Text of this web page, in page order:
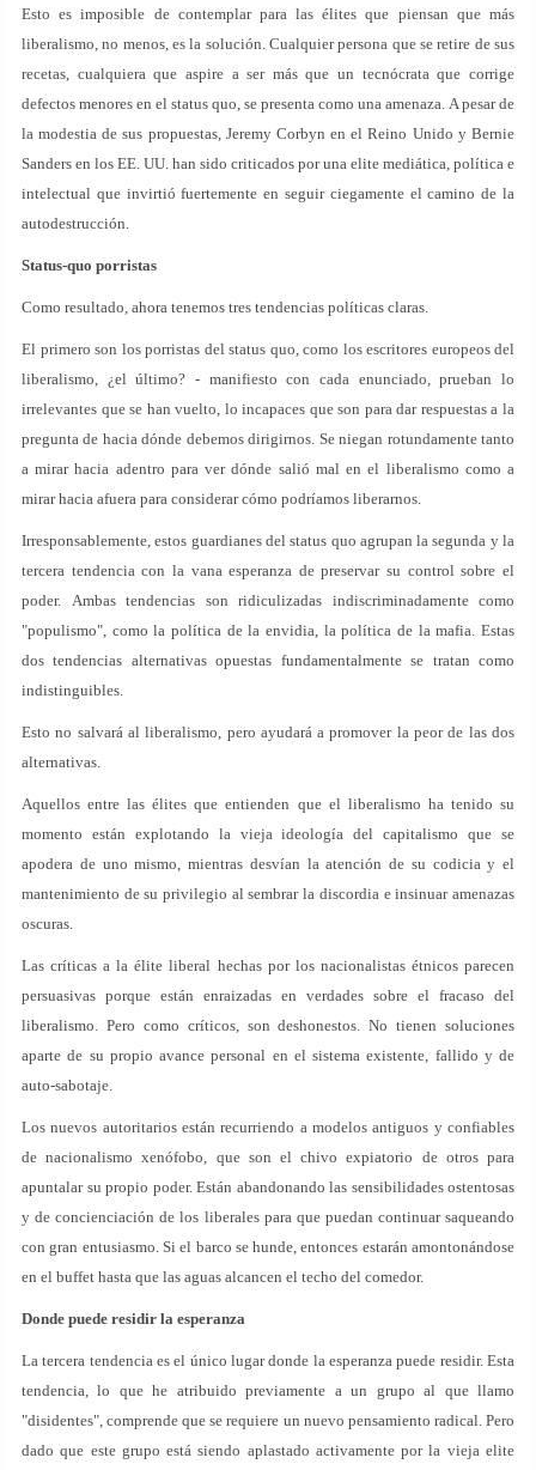
Esto es imposible de contemplar para las élites que piensan que más
liberalismo, no menos, es la solución. Cualquier persona que se retire de sus
recetas, cualquiera que aspire a ser más que un tecnócrata que corrige
defectos menores en el status quo, se presenta como una amenaza. A pesar de
la modestia de sus propuestas, Jeremy Corbyn en el Reino Unido y Bernie
Sanders en los EE. UU. han sido criticados por una elite mediática, política e
intelectual que invirtió fuertemente en seguir ciegamente el camino de la
autodestrucción.
Status-quo porristas
Como resultado, ahora tenemos tres tendencias políticas claras.
El primero son los porristas del status quo, como los escritores europeos del
liberalismo, ¿el último? - manifiesto con cada enunciado, prueban lo
irrelevantes que se han vuelto, lo incapaces que son para dar respuestas a la
pregunta de hacia dónde debemos dirigirnos. Se niegan rotundamente tanto
a mirar hacia adentro para ver dónde salió mal en el liberalismo como a
mirar hacia afuera para considerar cómo podríamos liberarnos.
Irresponsablemente, estos guardianes del status quo agrupan la segunda y la
tercera tendencia con la vana esperanza de preservar su control sobre el
poder. Ambas tendencias son ridiculizadas indiscriminadamente como
"populismo", como la política de la envidia, la política de la mafia. Estas
dos tendencias alternativas opuestas fundamentalmente se tratan como
indistinguibles.
Esto no salvará al liberalismo, pero ayudará a promover la peor de las dos
alternativas.
Aquellos entre las élites que entienden que el liberalismo ha tenido su
momento están explotando la vieja ideología del capitalismo que se
apodera de uno mismo, mientras desvían la atención de su codicia y el
mantenimiento de su privilegio al sembrar la discordia e insinuar amenazas
oscuras.
Las críticas a la élite liberal hechas por los nacionalistas étnicos parecen
persuasivas porque están enraizadas en verdades sobre el fracaso del
liberalismo. Pero como críticos, son deshonestos. No tienen soluciones
aparte de su propio avance personal en el sistema existente, fallido y de
auto-sabotaje.
Los nuevos autoritarios están recurriendo a modelos antiguos y confiables
de nacionalismo xenófobo, que son el chivo expiatorio de otros para
apuntalar su propio poder. Están abandonando las sensibilidades ostentosas
y de concienciación de los liberales para que puedan continuar saqueando
con gran entusiasmo. Si el barco se hunde, entonces estarán amontonándose
en el buffet hasta que las aguas alcancen el techo del comedor.
Donde puede residir la esperanza
La tercera tendencia es el único lugar donde la esperanza puede residir. Esta
tendencia, lo que he atribuido previamente a un grupo al que llamo
"disidentes", comprende que se requiere un nuevo pensamiento radical. Pero
dado que este grupo está siendo aplastado activamente por la vieja elite